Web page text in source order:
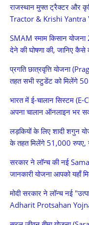
राजस्थान मुफ्त ट्रैक्टर और
Tractor & Krishi
SMAM स्माम किसान
देने की घोषणा की, जानिए
प्रगति छात्रवृत्ति योजना
तहत सभी स्टुडेंट को मिलेंगे
भारत में ई-चालान सिस्टम
अपना चालान ऑनलाइन भर
लड़कियों के लिए शादी शगुन
के तहत मिलेंगे 51,000
सरकार ने लॉन्च की नई
जानकारी योजना आपको यहाँ
मोदी सरकार ने लॉन्च नई
Adharit Protsahan